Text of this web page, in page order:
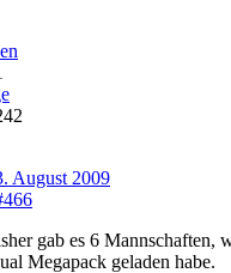
August 2009
gab es 6 Mannschaften,
Megapack geladen habe.